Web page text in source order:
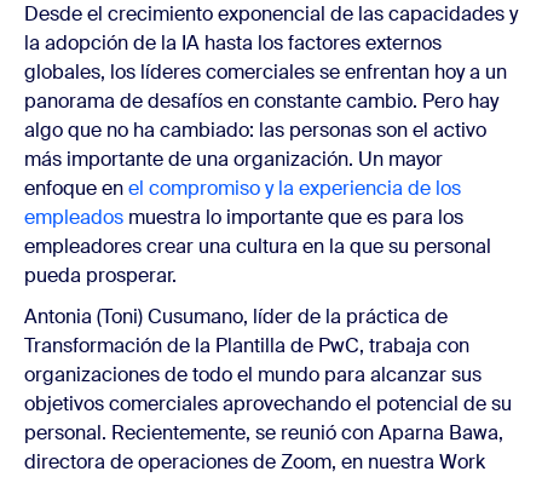
Desde el crecimiento exponencial de las capacidades y
la adopción de la IA hasta los factores externos
globales, los líderes comerciales se enfrentan hoy a un
panorama de desafíos en constante cambio. Pero hay
algo que no ha cambiado: las personas son el activo
más importante de una organización. Un mayor
enfoque enel compromiso y la experiencia de los
empleados muestra lo importante que es para los
empleadores crear una cultura en la que su personal
pueda prosperar.
Antonia (Toni) Cusumano, líder de la práctica de
Transformación de la Plantilla de PwC, trabaja con
organizaciones de todo el mundo para alcanzar sus
objetivos comerciales aprovechando el potencial de su
personal. Recientemente, se reunió con Aparna Bawa,
directora de operaciones de Zoom, en nuestra Work